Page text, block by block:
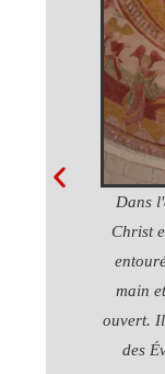
Dans
Christ
main
ouvert.
des